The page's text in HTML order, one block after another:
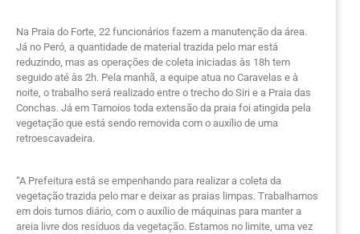
Na Praia do Forte, 22 funcionários fazem a manutenção da área.
Já no Peró, a quantidade de material trazida pelo mar está
reduzindo, mas as operações de coleta iniciadas às 18h tem
seguido até às 2h. Pela manhã, a equipe atua no Caravelas e à
noite, o trabalho será realizado entre o trecho do Siri e a Praia das
Conchas. Já em Tamoios toda extensão da praia foi atingida pela
vegetação que está sendo removida com o auxílio de uma
retroescavadeira.
“A Prefeitura está se empenhando para realizar a coleta da
vegetação trazida pelo mar e deixar as praias limpas. Trabalhamos
em dois turnos diário, com o auxílio de máquinas para manter a
areia livre dos resíduos da vegetação. Estamos no limite, uma vez